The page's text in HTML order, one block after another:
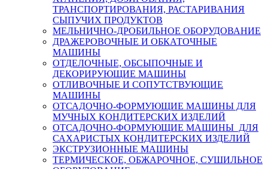
ТРАНСПОРТИРОВАНИЯ, РАСТАРИВАНИЯ
СЫПУЧИХ ПРОДУКТОВ
МЕЛЬНИЧНО-ДРОБИЛЬНОЕ ОБОРУДОВАНИЕ
ДРАЖЕРОВОЧНЫЕ И ОБКАТОЧНЫЕ
МАШИНЫ
ОТДЕЛОЧНЫЕ, ОБСЫПОЧНЫЕ И
ДЕКОРИРУЮЩИЕ МАШИНЫ
ОТЛИВОЧНЫЕ И СОПУТСТВУЮЩИЕ
МАШИНЫ
ОТСАДОЧНО-ФОРМУЮЩИЕ МАШИНЫ ДЛЯ
МУЧНЫХ КОНДИТЕРСКИХ ИЗДЕЛИЙ
ОТСАДОЧНО-ФОРМУЮЩИЕ МАШИНЫ ДЛЯ
САХАРИСТЫХ КОНДИТЕРСКИХ ИЗДЕЛИЙ
ЭКСТРУЗИОННЫЕ МАШИНЫ
ТЕРМИЧЕСКОЕ, ОБЖАРОЧНОЕ, СУШИЛЬНОЕ